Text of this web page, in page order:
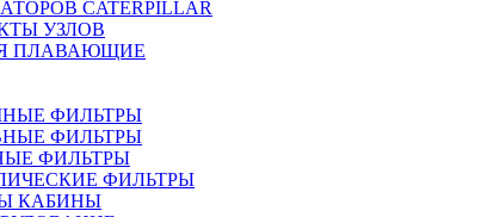
CATERPILLAR
УЗЛОВ
ПЛАВАЮЩИЕ
ФИЛЬТРЫ
ФИЛЬТРЫ
ФИЛЬТРЫ
ФИЛЬТРЫ
КАБИНЫ